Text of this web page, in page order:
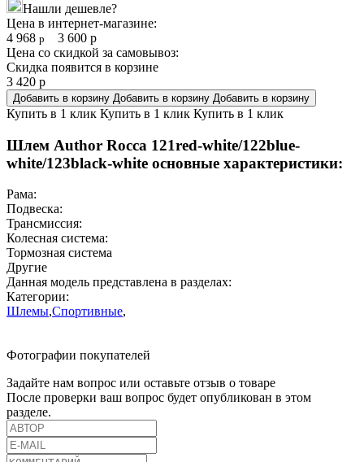
Нашли дешевле?
Цена в интернет-магазине:
4 968 р 3 600 р
Цена со скидкой за самовывоз:
Скидка появится в корзине
3 420 р
Добавить в корзину Добавить в корзину Добавить в корзину
Купить в 1 клик Купить в 1 клик Купить в 1 клик
Шлем Author Rocca 121red-white/122blue-
white/123black-white основные характеристики:
Рама:
Подвеска:
Трансмиссия:
Колесная система:
Тормозная система
Другие
Данная модель представлена в разделах:
Категории:
Шлемы,Спортивные,
Фотографии покупателей
Задайте нам вопрос или оставьте отзыв о товаре
После проверки ваш вопрос будет опубликован в этом
разделе.